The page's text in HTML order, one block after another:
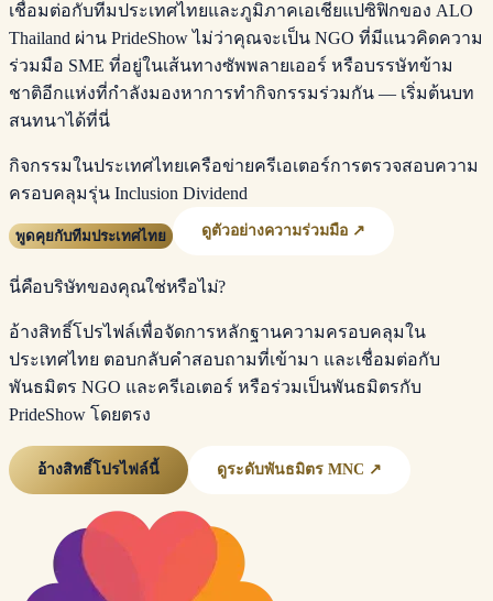
เชื่อมต่อกับทีมประเทศไทยและภูมิภาคเอเชียแปซิฟิกของ ALO
Thailand ผ่าน PrideShow ไม่ว่าคุณจะเป็น NGO ที่มีแนวคิดความ
ร่วมมือ SME ที่อยู่ในเส้นทางซัพพลายเออร์ หรือบรรษัทข้าม
ชาติอีกแห่งที่กำลังมองหาการทำกิจกรรมร่วมกัน — เริ่มต้นบท
สนทนาได้ที่นี่
กิจกรรมในประเทศไทยเครือข่ายครีเอเตอร์การตรวจสอบความ
ครอบคลุมรุ่น Inclusion Dividend
พูดคุยกับทีมประเทศไทย ดูตัวอย่างความร่วมมือ ↗
นี่คือบริษัทของคุณใช่หรือไม่?
อ้างสิทธิ์โปรไฟล์เพื่อจัดการหลักฐานความครอบคลุมใน
ประเทศไทย ตอบกลับคำสอบถามที่เข้ามา และเชื่อมต่อกับ
พันธมิตร NGO และครีเอเตอร์ หรือร่วมเป็นพันธมิตรกับ
PrideShow โดยตรง
อ้างสิทธิ์โปรไฟล์นี้ ดูระดับพันธมิตร MNC ↗